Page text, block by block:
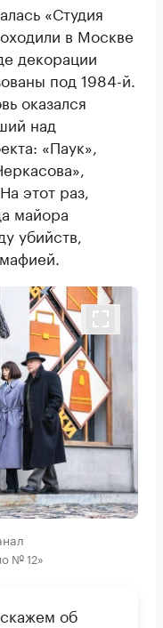
«Студия
в Москве
декорации
под 1984-й.
оказался
над
«Паук»,
этот раз,
майора
убийств,
№ 12»
об